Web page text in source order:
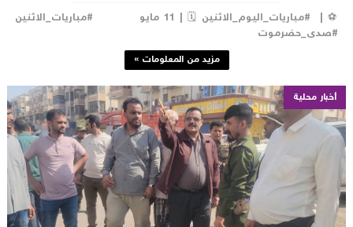
⚽️ | #مباريات_اليوم_الاثنين 🗓 | 11 مايو #مباريات_الاثنين
مزيد من المعلومات »
أخبار محلية